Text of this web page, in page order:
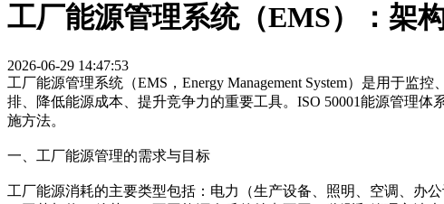
工厂能源管理系统（EMS）：架
2026-06-29 14:47:53
工厂能源管理系统（EMS，Energy Management System）是用于
排、降低能源成本、提升竞争力的重要工具。ISO 50001能源管理
施方法。
一、工厂能源管理的需求与目标
工厂能源消耗的主要类型包括：电力（生产设备、照明、空调、办